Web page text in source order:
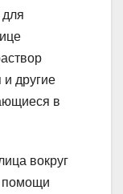
для
другие
в
вокруг
помощи